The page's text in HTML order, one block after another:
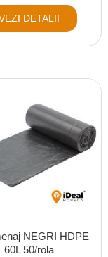
DETALII
NEGRI HDPE
60L 50/rola